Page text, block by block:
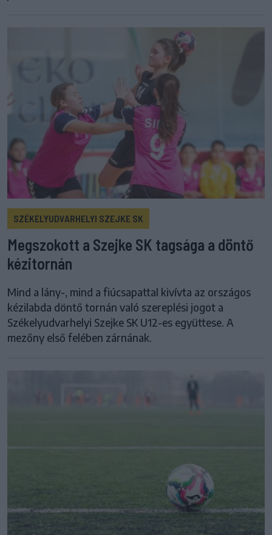
SZÉKELYUDVARHELYI SZEJKE SK
Megszokott a Szejke SK tagsága a döntő
kézitornán
Mind a lány-, mind a fiúcsapattal kivívta az országos
kézilabda döntő tornán való szereplési jogot a
Székelyudvarhelyi Szejke SK U12-es együttese. A
mezőny első felében zárnának.